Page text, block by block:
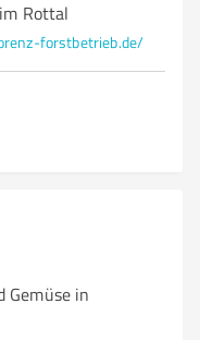
Rottal
forstbetrieb.de/
Gemüse in